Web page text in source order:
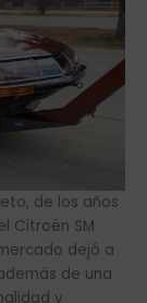
de los años
Citroën SM
dejó a
de una
y